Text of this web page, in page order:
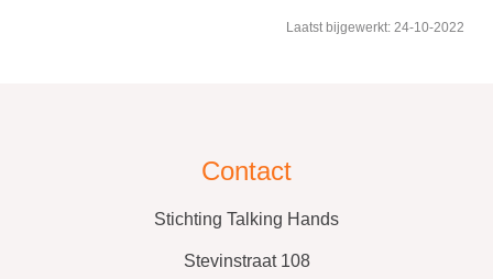
Laatst bijgewerkt: 24-10-2022
Contact
Stichting Talking Hands
Stevinstraat 108